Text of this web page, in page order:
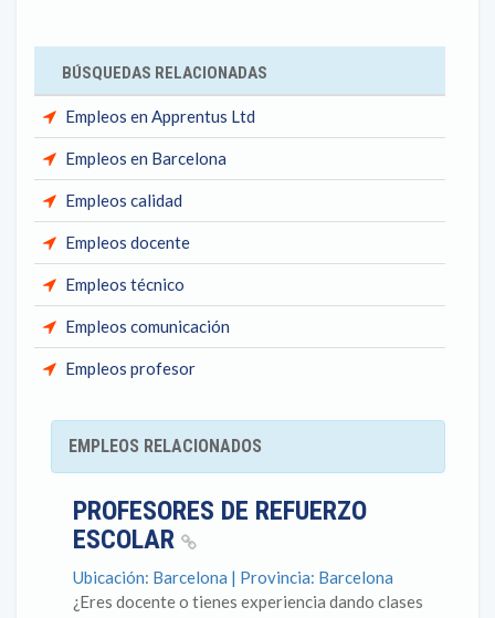
BÚSQUEDAS RELACIONADAS
Empleos en Apprentus Ltd
Empleos en Barcelona
Empleos calidad
Empleos docente
Empleos técnico
Empleos comunicación
Empleos profesor
EMPLEOS RELACIONADOS
PROFESORES DE REFUERZO
ESCOLAR
Ubicación: Barcelona | Provincia: Barcelona
¿Eres docente o tienes experiencia dando clases